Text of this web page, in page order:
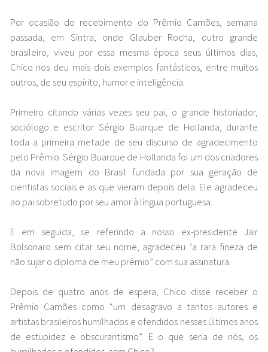
Por ocasião do recebimento do Prêmio Camões, semana
passada, em Sintra, onde Glauber Rocha, outro grande
brasileiro, viveu por essa mesma época seus últimos dias,
Chico nos deu mais dois exemplos fantásticos, entre muitos
outros, de seu espírito, humor e inteligência.
Primeiro citando várias vezes seu pai, o grande historiador,
sociólogo e escritor Sérgio Buarque de Hollanda, durante
toda a primeira metade de seu discurso de agradecimento
pelo Prêmio. Sérgio Buarque de Hollanda foi um dos criadores
da nova imagem do Brasil fundada por sua geração de
cientistas sociais e as que vieram depois dela. Ele agradeceu
ao pai sobretudo por seu amor à língua portuguesa.
E em seguida, se referindo a nosso ex-presidente Jair
Bolsonaro sem citar seu nome, agradeceu “a rara fineza de
não sujar o diploma de meu prêmio” com sua assinatura.
Depois de quatro anos de espera, Chico disse receber o
Prêmio Camões como “um desagravo a tantos autores e
artistas brasileiros humilhados e ofendidos nesses últimos anos
de estupidez e obscurantismo”. E o que seria de nós, os